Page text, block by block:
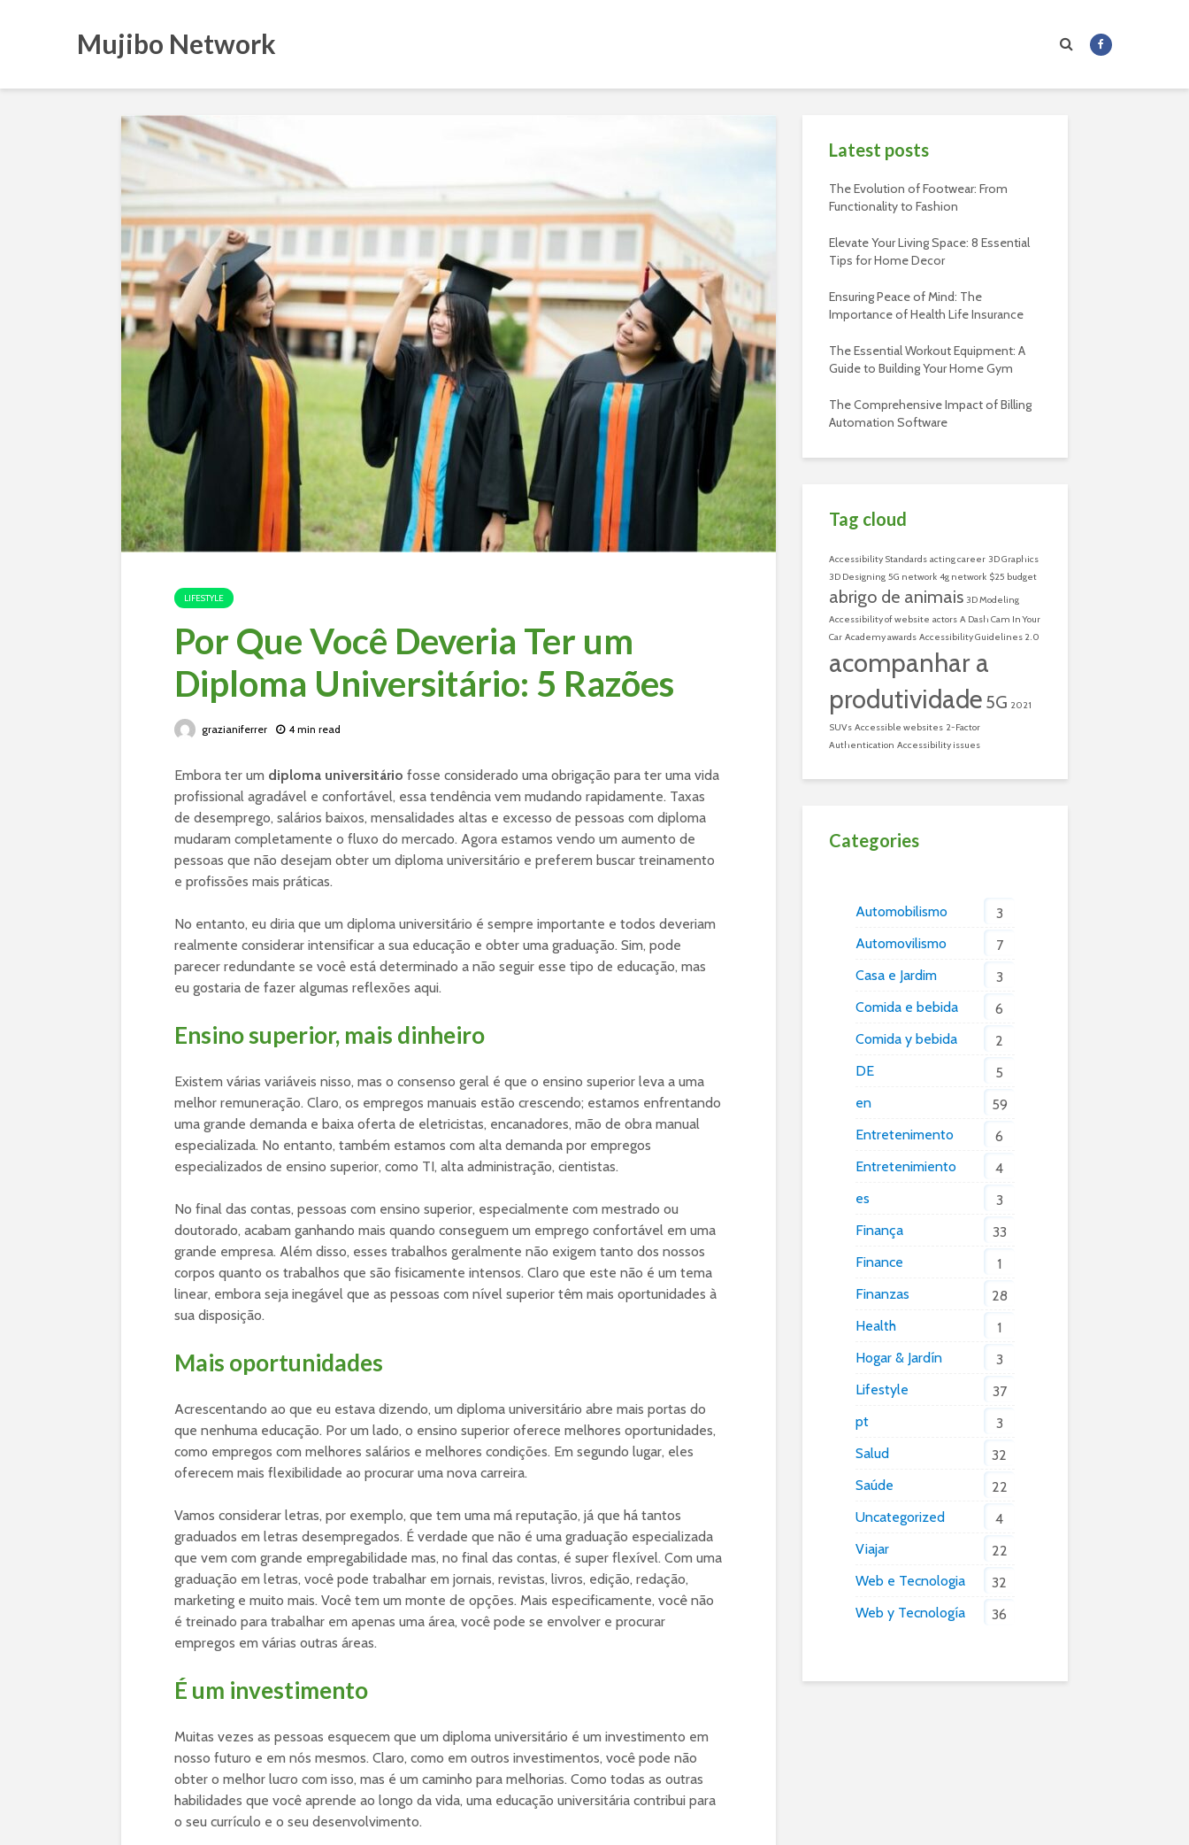
Mujibo Network
LIFESTYLE
Por Que Você Deveria Ter um
Diploma Universitário: 5 Razões
grazianiferrer 4 min read
Embora ter um diploma universitário fosse considerado uma obrigação para ter uma vida
profissional agradável e confortável, essa tendência vem mudando rapidamente. Taxas
de desemprego, salários baixos, mensalidades altas e excesso de pessoas com diploma
mudaram completamente o fluxo do mercado. Agora estamos vendo um aumento de
pessoas que não desejam obter um diploma universitário e preferem buscar treinamento
e profissões mais práticas.
No entanto, eu diria que um diploma universitário é sempre importante e todos deveriam
realmente considerar intensificar a sua educação e obter uma graduação. Sim, pode
parecer redundante se você está determinado a não seguir esse tipo de educação, mas
eu gostaria de fazer algumas reflexões aqui.
Ensino superior, mais dinheiro
Existem várias variáveis nisso, mas o consenso geral é que o ensino superior leva a uma
melhor remuneração. Claro, os empregos manuais estão crescendo; estamos enfrentando
uma grande demanda e baixa oferta de eletricistas, encanadores, mão de obra manual
especializada. No entanto, também estamos com alta demanda por empregos
especializados de ensino superior, como TI, alta administração, cientistas.
No final das contas, pessoas com ensino superior, especialmente com mestrado ou
doutorado, acabam ganhando mais quando conseguem um emprego confortável em uma
grande empresa. Além disso, esses trabalhos geralmente não exigem tanto dos nossos
corpos quanto os trabalhos que são fisicamente intensos. Claro que este não é um tema
linear, embora seja inegável que as pessoas com nível superior têm mais oportunidades à
sua disposição.
Mais oportunidades
Acrescentando ao que eu estava dizendo, um diploma universitário abre mais portas do
que nenhuma educação. Por um lado, o ensino superior oferece melhores oportunidades,
como empregos com melhores salários e melhores condições. Em segundo lugar, eles
oferecem mais flexibilidade ao procurar uma nova carreira.
Vamos considerar letras, por exemplo, que tem uma má reputação, já que há tantos
graduados em letras desempregados. É verdade que não é uma graduação especializada
que vem com grande empregabilidade mas, no final das contas, é super flexível. Com uma
graduação em letras, você pode trabalhar em jornais, revistas, livros, edição, redação,
marketing e muito mais. Você tem um monte de opções. Mais especificamente, você não
é treinado para trabalhar em apenas uma área, você pode se envolver e procurar
empregos em várias outras áreas.
É um investimento
Muitas vezes as pessoas esquecem que um diploma universitário é um investimento em
nosso futuro e em nós mesmos. Claro, como em outros investimentos, você pode não
obter o melhor lucro com isso, mas é um caminho para melhorias. Como todas as outras
habilidades que você aprende ao longo da vida, uma educação universitária contribui para
o seu currículo e o seu desenvolvimento.
Latest posts
The Evolution of Footwear: From
Functionality to Fashion
Elevate Your Living Space: 8 Essential
Tips for Home Decor
Ensuring Peace of Mind: The
Importance of Health Life Insurance
The Essential Workout Equipment: A
Guide to Building Your Home Gym
The Comprehensive Impact of Billing
Automation Software
Tag cloud
Accessibility Standards acting career 3D Graphics
3D Designing 5G network 4g network $25 budget
abrigo de animais 3D Modeling
Accessibility of website actors A Dash Cam In Your
Car Academy awards Accessibility Guidelines 2.0
acompanhar a
produtividade 5G 2021
SUVs Accessible websites 2-Factor
Authentication Accessibility issues
Categories
Automobilismo
3
Automovilismo
7
Casa e Jardim
3
Comida e bebida
6
Comida y bebida
2
DE
5
en
59
Entretenimento
6
Entretenimiento
4
es
3
Finança
33
Finance
1
Finanzas
28
Health
1
Hogar & Jardín
3
Lifestyle
37
pt
3
Salud
32
Saúde
22
Uncategorized
4
Viajar
22
Web e Tecnologia
32
Web y Tecnología
36